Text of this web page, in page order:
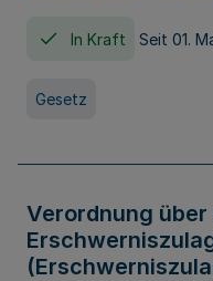
In Kraft Seit 01.
Gesetz
Verordnung